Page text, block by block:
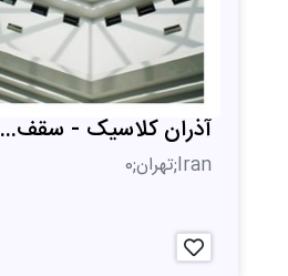
آذران کلاسیک - سقف...
Iran;تهران;0